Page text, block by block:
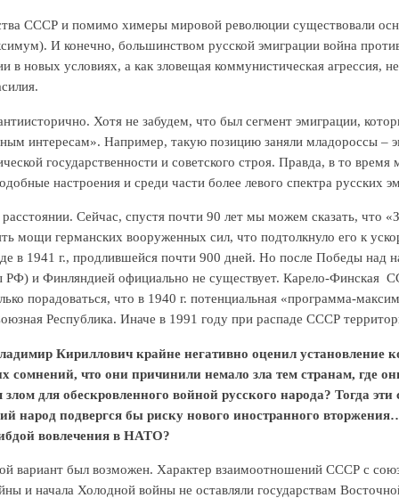
СССР и помимо химеры мировой революции существовали
И конечно, большинством русской эмиграции война
в новых условиях, а как зловещая коммунистическая агрессия,
Хотя не забудем, что был сегмент эмиграции,
интересам». Например, такую позицию заняли младороссы –
государственности и советского строя. Правда, в то
настроения и среди части более левого спектра русских
Сейчас, спустя почти 90 лет мы можем сказать, что
мощи германских вооруженных сил, что подтолкнуло его к
в 1941 г., продлившейся почти 900 дней. Но после Победы
РФ) и Финляндией официально не существует. Карело-Финская
порадоваться, что в 1940 г. потенциальная «программа-
Республика. Иначе в 1991 году при распаде СССР
Кириллович крайне негативно оценил установление
сомнений, что они причинили немало зла тем странам, где
злом для обескровленного войной русского народа? Тогда
народ подвергся бы риску нового иностранного
вовлечения в НАТО?
вариант был возможен. Характер взаимоотношений СССР с
и начала Холодной войны не оставляли государствам